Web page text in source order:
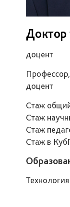
Доктор
доцент
доцент
Стаж
Стаж
Стаж
Стаж в